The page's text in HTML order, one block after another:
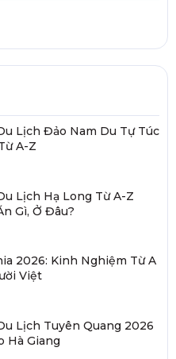
Lịch Đảo Nam Du Tự Túc
A-Z
Lịch Hạ Long Từ A-Z
Gì, Ở Đâu?
2026: Kinh Nghiệm Từ A
Việt
Lịch Tuyên Quang 2026
Hà Giang